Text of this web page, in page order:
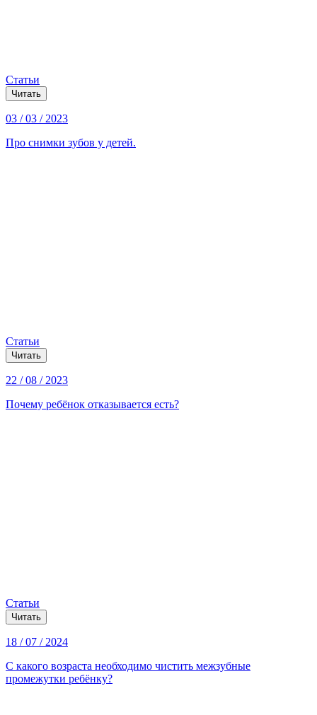
Статьи
Читать
03 / 03 / 2023
Про снимки зубов у детей.
Статьи
Читать
22 / 08 / 2023
Почему ребёнок отказывается есть?
Статьи
Читать
18 / 07 / 2024
С какого возраста необходимо чистить межзубные
промежутки ребёнку?